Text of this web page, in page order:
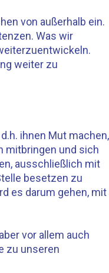
von außerhalb ein.
Was wir
weiter zu
ihnen Mut machen,
mitbringen und sich
ausschließlich mit
besetzen zu
es darum gehen, mit
vor allem auch
zu unseren